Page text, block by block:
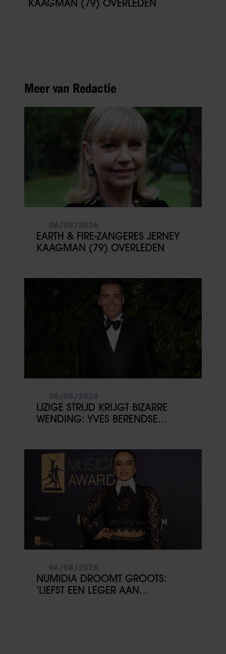
KAAGMAN (79) OVERLEDEN
Meer van Redactie
EARTH & FIRE-ZANGERES JERNEY
KAAGMAN (79) OVERLEDEN
IJZIGE STRIJD KRIJGT BIZARRE
WENDING: YVES BERENDSE
NUMIDIA DROOMT GROOTS:
‘LIEFST EEN LEGER AAN